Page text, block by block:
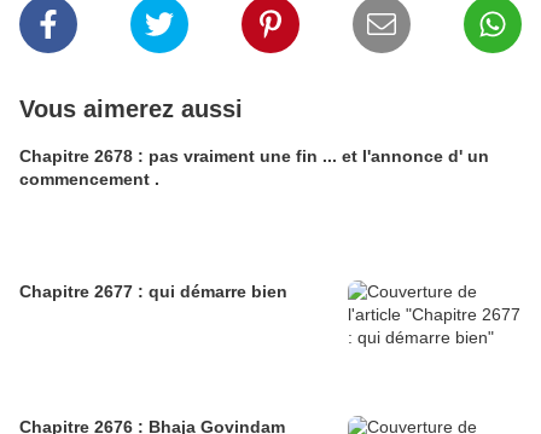
Vous aimerez aussi
Chapitre 2678 : pas vraiment une fin ... et l'annonce d' un
commencement .
Chapitre 2677 : qui démarre bien
Chapitre 2676 : Bhaja Govindam